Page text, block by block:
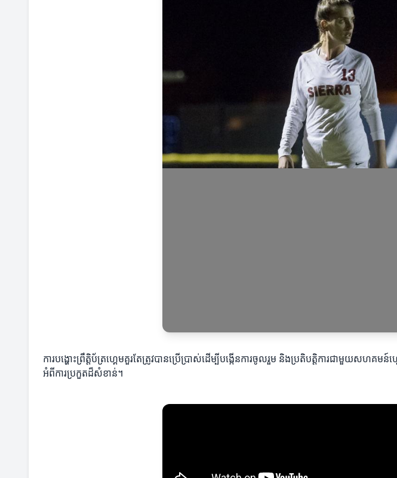
ការបង្ហោះព្រឹត្តិប័ត្រហ្គេមគួរតែត្រូវបានប្រើប្រាស់ដើម្បីបង្កើនការចូលរួម និងប្រតិបត្តិការជាមួយសហគ
អំពីការប្រកួតដ៏សំខាន់។